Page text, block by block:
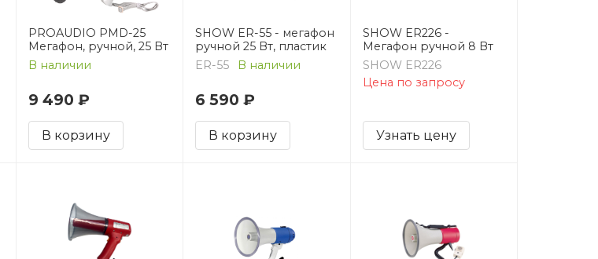
PROAUDIO PMD-25
Мегафон, ручной, 25 Вт
В наличии
9 490 ₽
В корзину
SHOW ER-55 - мегафон
ручной 25 Вт, пластик
ER-55
В наличии
6 590 ₽
В корзину
SHOW ER226 -
Мегафон ручной 8 Вт
SHOW ER226
Цена по запросу
Узнать цену